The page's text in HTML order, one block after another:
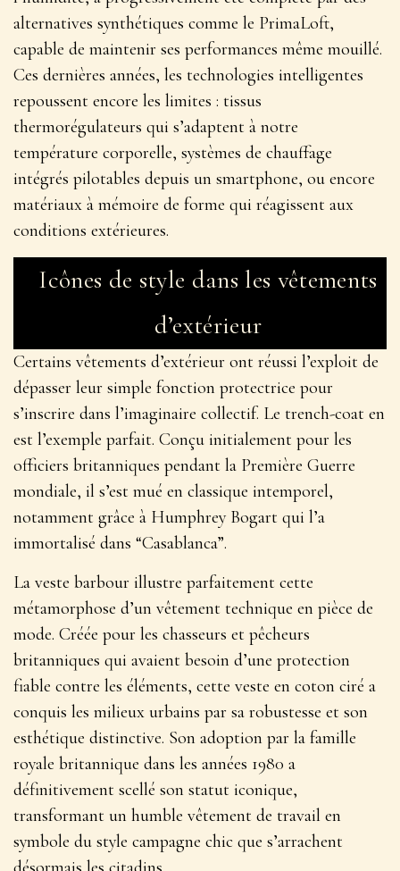
alternatives synthétiques comme le PrimaLoft,
capable de maintenir ses performances même mouillé.
Ces dernières années, les technologies intelligentes
repoussent encore les limites : tissus
thermorégulateurs qui s’adaptent à notre
température corporelle, systèmes de chauffage
intégrés pilotables depuis un smartphone, ou encore
matériaux à mémoire de forme qui réagissent aux
conditions extérieures.
Icônes de style dans les vêtements
d’extérieur
Certains vêtements d’extérieur ont réussi l’exploit de
dépasser leur simple fonction protectrice pour
s’inscrire dans l’imaginaire collectif. Le trench-coat en
est l’exemple parfait. Conçu initialement pour les
officiers britanniques pendant la Première Guerre
mondiale, il s’est mué en classique intemporel,
notamment grâce à Humphrey Bogart qui l’a
immortalisé dans “Casablanca”.
La veste barbour illustre parfaitement cette
métamorphose d’un vêtement technique en pièce de
mode. Créée pour les chasseurs et pêcheurs
britanniques qui avaient besoin d’une protection
fiable contre les éléments, cette veste en coton ciré a
conquis les milieux urbains par sa robustesse et son
esthétique distinctive. Son adoption par la famille
royale britannique dans les années 1980 a
définitivement scellé son statut iconique,
transformant un humble vêtement de travail en
symbole du style campagne chic que s’arrachent